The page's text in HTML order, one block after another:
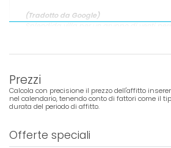
(Tradotto da Google)
Splendida villa per un gruppo di venti
piscina. I nostri figli e nipoti hanno
limitata. Ci siamo stati durante l'ondata di
camere da letto erano
questo, consigliamo vivamente questa
programmando di tornarci l'anno
Prezzi
Calcola con precisione il prezzo dell'affitto
nel calendario, tenendo conto di fattori come il
durata del periodo di affitto.
Offerte speciali